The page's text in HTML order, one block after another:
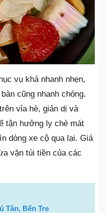
vụ khá nhanh nhẹn,
cũng nhanh chóng.
vỉa hè, giản dị và
tận hưởng ly chè mát
dòng xe cộ qua lại. Giá
vặn túi tiền của các
Tân, Bến Tre